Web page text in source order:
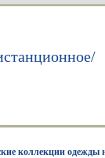
коллекции одежды